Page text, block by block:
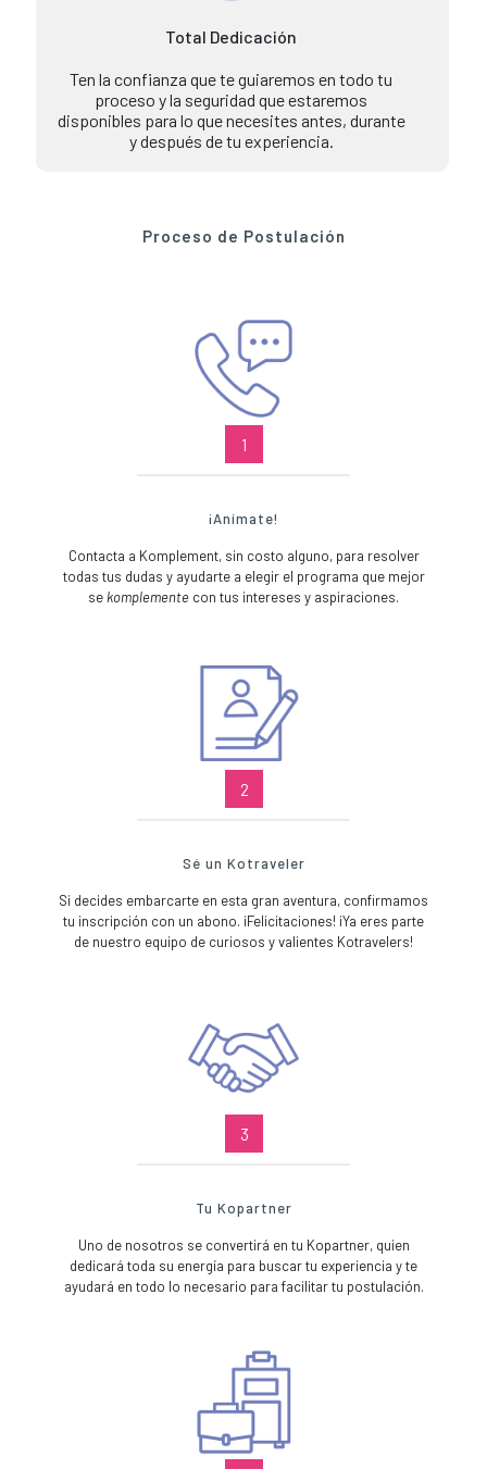
Total Dedicación
Ten la confianza que te guiaremos en todo tu
proceso y la seguridad que estaremos
disponibles para lo que necesites antes, durante
y después de tu experiencia.
Proceso de Postulación
1
¡Anímate!
Contacta a Komplement, sin costo alguno, para resolver
todas tus dudas y ayudarte a elegir el programa que mejor
se komplemente con tus intereses y aspiraciones.
2
Sé un Kotraveler
Si decides embarcarte en esta gran aventura, confirmamos
tu inscripción con un abono. ¡Felicitaciones! ¡Ya eres parte
de nuestro equipo de curiosos y valientes Kotravelers!
3
Tu Kopartner
Uno de nosotros se convertirá en tu Kopartner, quien
dedicará toda su energía para buscar tu experiencia y te
ayudará en todo lo necesario para facilitar tu postulación.